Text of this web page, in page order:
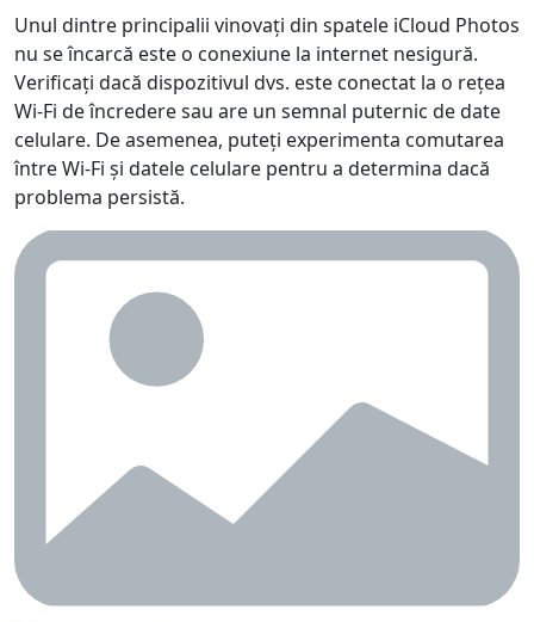
Unul dintre principalii vinovați din spatele iCloud Photos
nu se încarcă este o conexiune la internet nesigură.
Verificați dacă dispozitivul dvs. este conectat la o rețea
Wi-Fi de încredere sau are un semnal puternic de date
celulare. De asemenea, puteți experimenta comutarea
între Wi-Fi și datele celulare pentru a determina dacă
problema persistă.